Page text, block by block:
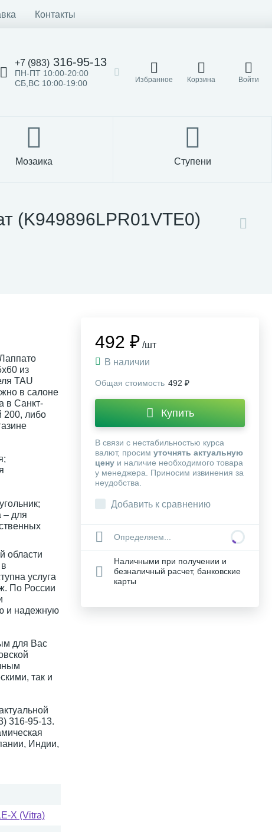
Контакты
+7 (983) 316-95-13
ПН-ПТ 10:00-20:00
СБ,ВС 10:00-19:00
Избранное Корзина Войти
Мозаика Ступени
(K949896LPR01VTE0)
из
TAU
в салоне
в Санкт-
200, либо
– для
области
услуга
По России
и надежную
для Вас
так и
316-95-13.
Индии,
X (Vitra)
492 ₽ /шт
В наличии
Общая стоимость 492 ₽
Купить
В связи с нестабильностью курса
валют, просим уточнять актуальную
цену и наличие необходимого товара
у менеджера. Приносим извинения за
неудобства.
Добавить к сравнению
Определяем...
Наличными при получении и
безналичный расчет, банковские
карты